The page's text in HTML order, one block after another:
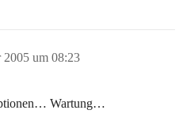
2005 um 08:23
Wartung…